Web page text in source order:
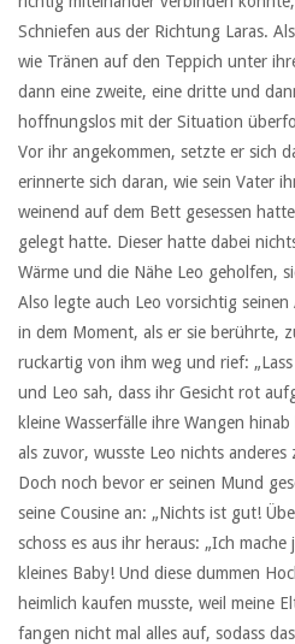
Schniefen aus der Richtung Laras.
wie Tränen auf den Teppich unter
dann eine zweite, eine dritte und
hoffnungslos mit der Situation
Vor ihr angekommen, setzte er sich
erinnerte sich daran, wie sein Vater
weinend auf dem Bett gesessen
gelegt hatte. Dieser hatte dabei
Wärme und die Nähe Leo geholfen,
Also legte auch Leo vorsichtig
in dem Moment, als er sie berührte,
ruckartig von ihm weg und rief:
und Leo sah, dass ihr Gesicht rot
kleine Wasserfälle ihre Wangen
als zuvor, wusste Leo nichts anderes
Doch noch bevor er seinen Mund
seine Cousine an: „Nichts ist gut!
schoss es aus ihr heraus: „Ich
kleines Baby! Und diese dummen
heimlich kaufen musste, weil meine
fangen nicht mal alles auf, sodass